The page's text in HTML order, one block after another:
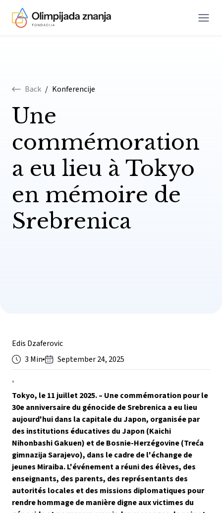
Menu
Back / Konferencije
Une
commémoration
a eu lieu à Tokyo
en mémoire de
Srebrenica
Edis Dzaferovic
3 Min
September 24, 2025
'
Tokyo, le 11 juillet 2025. – Une commémoration pour le
30e anniversaire du génocide de Srebrenica a eu lieu
aujourd'hui dans la capitale du Japon, organisée par
des institutions éducatives du Japon (Kaichi
Nihonbashi Gakuen) et de Bosnie-Herzégovine (Treća
gimnazija Sarajevo), dans le cadre de l'échange de
jeunes Miraiba. L'événement a réuni des élèves, des
enseignants, des parents, des représentants des
autorités locales et des missions diplomatiques pour
rendre hommage de manière digne aux victimes du